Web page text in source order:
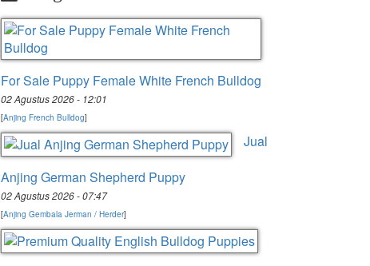
For Sale Puppy Female White French Bulldog
02 Agustus 2026 - 12:01
[Anjing French Bulldog]
Jual
Anjing German Shepherd Puppy
02 Agustus 2026 - 07:47
[Anjing Gembala Jerman / Herder]